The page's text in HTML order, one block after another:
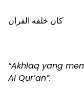
كان خلقه القران
“Akhlaq yang
Al Qur’an”.